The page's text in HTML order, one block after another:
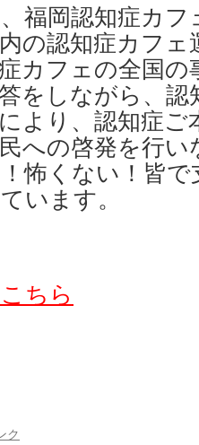
福岡認知症カ
の認知症カフ
カフェの全国の
をしながら、
より、認知症ご
への啓発を行
怖くない！皆
います。
ちら
ク